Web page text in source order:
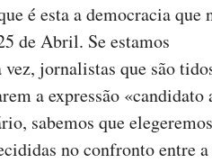
é esta a democracia que
de Abril. Se estamos
jornalistas que são
a expressão «candidato
sabemos que
no confronto entre a